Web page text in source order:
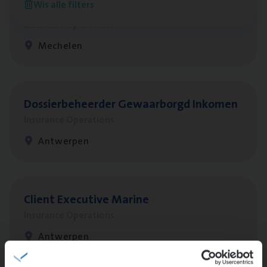
Wis alle filters
re­da Huys­mans — Mechelen
Mechelen
Dos­sier­be­heer­der Gewaar­borgd Inkomen
Antwerpen
Client Exe­cu­ti­ve Marine
Antwerpen